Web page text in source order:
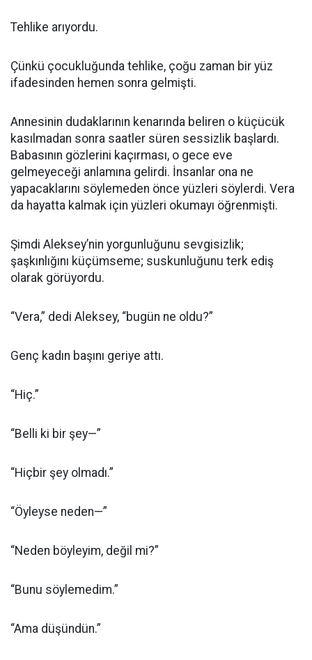
Tehlike arıyordu.
Çünkü çocukluğunda tehlike, çoğu zaman bir yüz
ifadesinden hemen sonra gelmişti.
Annesinin dudaklarının kenarında beliren o küçücük
kasılmadan sonra saatler süren sessizlik başlardı.
Babasının gözlerini kaçırması, o gece eve
gelmeyeceği anlamına gelirdi. İnsanlar ona ne
yapacaklarını söylemeden önce yüzleri söylerdi. Vera
da hayatta kalmak için yüzleri okumayı öğrenmişti.
Şimdi Aleksey’nin yorgunluğunu sevgisizlik;
şaşkınlığını küçümseme; suskunluğunu terk ediş
olarak görüyordu.
“Vera,” dedi Aleksey, “bugün ne oldu?”
Genç kadın başını geriye attı.
“Hiç.”
“Belli ki bir şey—”
“Hiçbir şey olmadı.”
“Öyleyse neden—”
“Neden böyleyim, değil mi?”
“Bunu söylemedim.”
“Ama düşündün.”